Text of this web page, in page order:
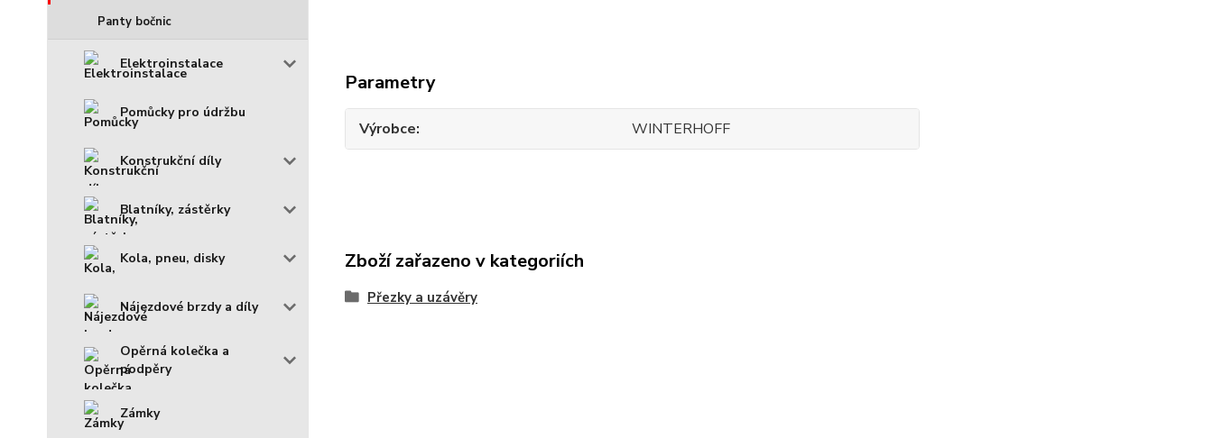
Panty bočnic
Elektroinstalace
Pomůcky pro údržbu
Konstrukční díly
Blatníky, zástěrky
Kola, pneu, disky
Nájezdové brzdy a díly
Opěrná kolečka a
podpěry
Zámky
Parametry
Výrobce WINTERHOFF
Zboží zařazeno v kategoriích
Přezky a uzávěry